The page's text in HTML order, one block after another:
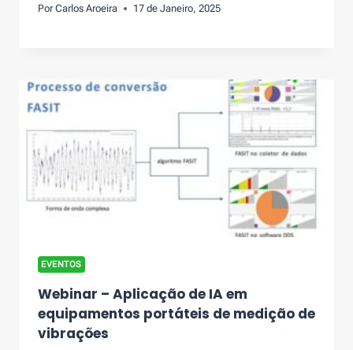
Por Carlos Aroeira 17 de Janeiro, 2025
EVENTOS
Webinar – Aplicação de IA em
equipamentos portáteis de medição de
vibrações